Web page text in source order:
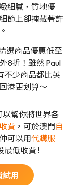
細膩，質地優
節上卻掩藏著許
選商品優惠低至
8折！雖然 Paul
不少商品都比英
港更划算～
以幫你將世界各
費 ，可於澳門自
可以用代購服
最低收費 !
試用